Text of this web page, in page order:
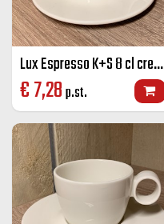
Lux Espresso K+S 8 cl creme
€7,28p.st.